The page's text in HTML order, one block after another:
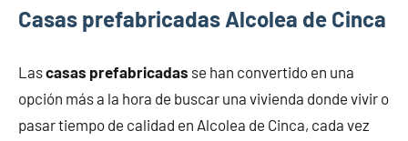
Casas prefabricadas Alcolea de Cinca
Lascasas prefabricadas se han convertido en una
opción más a la hora de buscar una vivienda donde vivir o
pasar tiempo de calidad en Alcolea de Cinca, cada vez